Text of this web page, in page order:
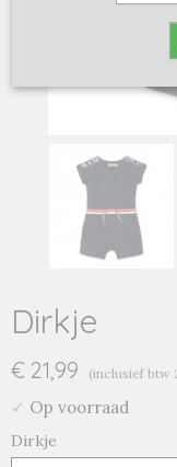
Dirkje
€ 21,99 (inclusief btw
✓ Op voorraad
Dirkje